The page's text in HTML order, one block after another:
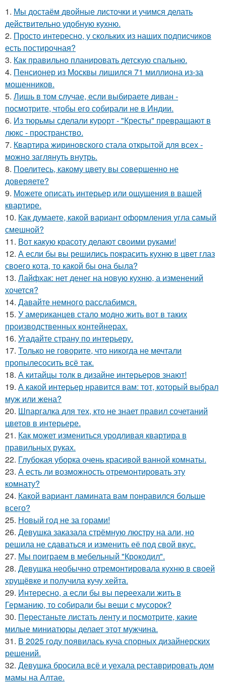
1. Мы достаём двойные листочки и учимся делать
действительно удобную кухню.
2. Просто интересно, у скольких из наших подписчиков
есть постирочная?
3. Как правильно планировать детскую спальню.
4. Пенсионер из Москвы лишился 71 миллиона из-за
мошенников.
5. Лишь в том случае, если выбираете диван -
посмотрите, чтобы его собирали не в Индии.
6. Из тюрьмы сделали курорт - "Кресты" превращают в
люкс - пространство.
7. Квартира жириновского стала открытой для всех -
можно заглянуть внутрь.
8. Поелитесь, какому цвету вы совершенно не
доверяете?
9. Можете описать интерьер или ощущения в вашей
квартире.
10. Как думаете, какой вариант оформления угла самый
смешной?
11. Вот какую красоту делают своими руками!
12. А если бы вы решились покрасить кухню в цвет глаз
своего кота, то какой бы она была?
13. Лайфхак: нет денег на новую кухню, а изменений
хочется?
14. Давайте немного расслабимся.
15. У американцев стало модно жить вот в таких
производственных контейнерах.
16. Угадайте страну по интерьеру.
17. Только не говорите, что никогда не мечтали
пропылесосить всё так.
18. А китайцы толк в дизайне интерьеров знают!
19. А какой интерьер нравится вам: тот, который выбрал
муж или жена?
20. Шпаргалка для тех, кто не знает правил сочетаний
цветов в интерьере.
21. Как может измениться уродливая квартира в
правильных руках.
22. Глубокая уборка очень красивой ванной комнаты.
23. А есть ли возможность отремонтировать эту
комнату?
24. Какой вариант ламината вам понравился больше
всего?
25. Новый год не за горами!
26. Девушка заказала стрёмную люстру на али, но
решила не сдаваться и изменить её под свой вкус.
27. Мы поиграем в мебельный "Крокодил".
28. Девушка необычно отремонтировала кухню в своей
хрущёвке и получила кучу хейта.
29. Интересно, а если бы вы переехали жить в
Германию, то собирали бы вещи с мусорок?
30. Перестаньте листать ленту и посмотрите, какие
милые миниатюры делает этот мужчина.
31. В 2025 году появилась куча спорных дизайнерских
решений.
32. Девушка бросила всё и уехала реставрировать дом
мамы на Алтае.